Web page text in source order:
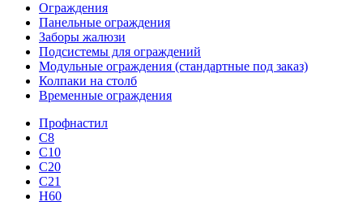
Ограждения
Панельные ограждения
Заборы жалюзи
Подсистемы для ограждений
Модульные ограждения (стандартные под заказ)
Колпаки на столб
Временные ограждения
Профнастил
С8
С10
С20
С21
H60